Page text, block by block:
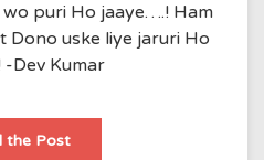
wo puri Ho jaaye….! Ham
Dono uske liye jaruri Ho
Dev Kumar
the PostEs